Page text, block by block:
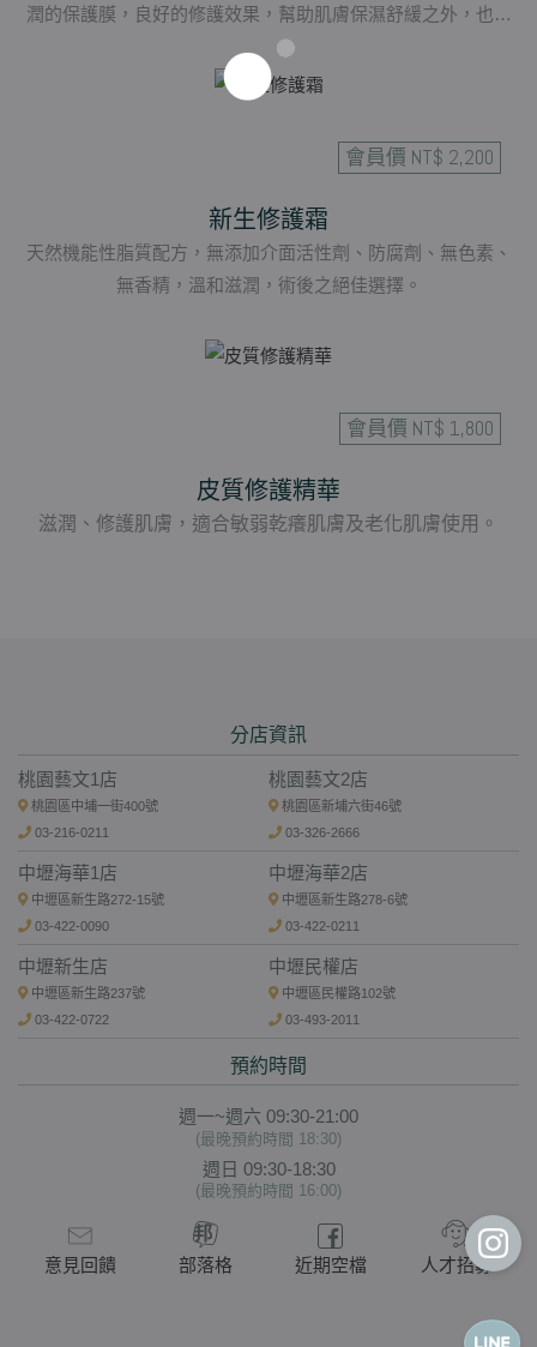
潤的保護膜，良好的修護效果，幫助肌膚保濕舒緩之外，也適
合醫美術後使用。多種植物萃取草本配方，極敏感膚質也可以
使用，質地輕柔，沒有過多油脂造成負擔。
會員價 NT$ 2,200
新生修護霜
天然機能性脂質配方，無添加介面活性劑、防腐劑、無色素、
無香精，溫和滋潤，術後之絕佳選擇。
會員價 NT$ 1,800
皮質修護精華
滋潤、修護肌膚，適合敏弱乾癢肌膚及老化肌膚使用。
分店資訊
桃園藝文1店
桃園區中埔一街400號
03-216-0211
桃園藝文2店
桃園區新埔六街46號
03-326-2666
中壢海華1店
中壢區新生路272-15號
03-422-0090
中壢海華2店
中壢區新生路278-6號
03-422-0211
中壢新生店
中壢區新生路237號
03-422-0722
中壢民權店
中壢區民權路102號
03-493-2011
預約時間
週一~週六 09:30-21:00
(最晚預約時間 18:30)
週日 09:30-18:30
(最晚預約時間 16:00)
意見回饋 部落格 近期空檔 人才招募